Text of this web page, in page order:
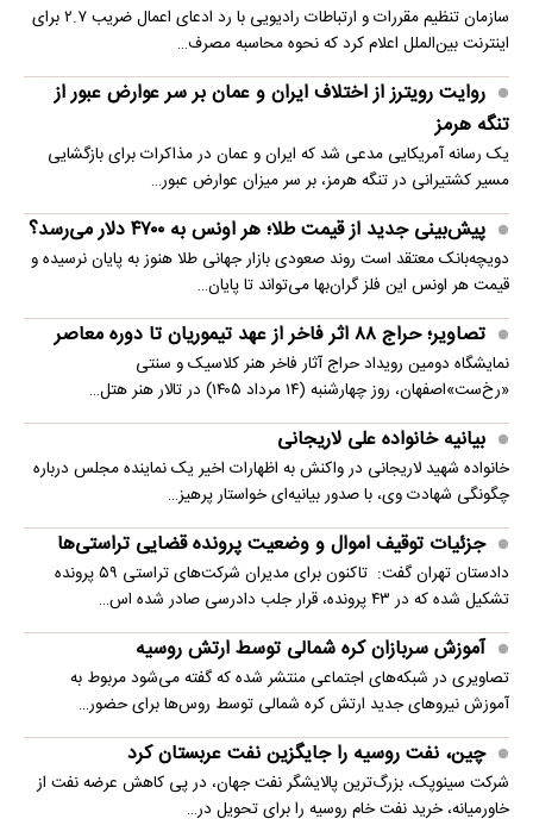
سازمان تنظیم مقررات و ارتباطات رادیویی با رد ادعای اعمال ضریب ۲.۷ برای
اینترنت بین‌الملل اعلام کرد که نحوه محاسبه مصرف…
روایت رویترز از اختلاف ایران و عمان بر سر عوارض عبور از
تنگه هرمز
یک رسانه آمریکایی مدعی شد که ایران و عمان در مذاکرات برای بازگشایی
مسیر کشتیرانی در تنگه هرمز، بر سر میزان عوارض عبور…
پیش‌بینی جدید از قیمت طلا؛ هر اونس به ۴۷۰۰ دلار می‌رسد؟
دویچه‌بانک معتقد است روند صعودی بازار جهانی طلا هنوز به پایان نرسیده و
قیمت هر اونس این فلز گران‌بها می‌تواند تا پایان…
تصاویر؛ حراج ۸۸ اثر فاخر از عهد تیموریان تا دوره معاصر
نمایشگاه دومین رویداد حراج آثار فاخر هنر کلاسیک و سنتی
«رخ‌ست»اصفهان، روز چهارشنبه (۱۴ مرداد ۱۴۰۵) در تالار هنر هتل…
بیانیه خانواده علی لاریجانی
خانواده شهید لاریجانی در واکنش به اظهارات اخیر یک نماینده مجلس درباره
چگونگی شهادت وی، با صدور بیانیه‌ای خواستار پرهیز…
جزئیات توقیف اموال و وضعیت پرونده قضایی تراستی‌ها
دادستان تهران گفت: تاکنون برای مدیران شرکت‌های تراستی ۵۹ پرونده
تشکیل شده که در ۴۳ پرونده، قرار جلب دادرسی صادر شده اس…
آموزش سربازان کره شمالی توسط ارتش روسیه
تصاویری در شبکه‌های اجتماعی منتشر شده که گفته می‌شود مربوط به
آموزش نیروهای جدید ارتش کره شمالی توسط روس‌ها برای حضور…
چین، نفت روسیه را جایگزین نفت عربستان کرد
شرکت سینوپک، بزرگ‌ترین پالایشگر نفت جهان، در پی کاهش عرضه نفت از
خاورمیانه، خرید نفت خام روسیه را برای تحویل در…